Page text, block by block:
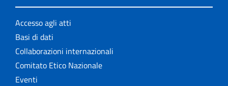
Accesso agli atti
Basi di dati
Collaborazioni internazionali
Comitato Etico Nazionale
Eventi